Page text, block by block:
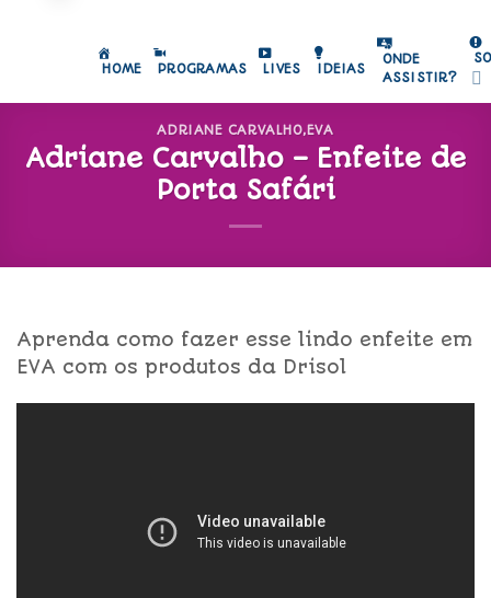
HOME PROGRAMAS LIVES IDEIAS
ONDE
ASSISTIR?
ADRIANE CARVALHO, EVA
Adriane Carvalho – Enfeite de
Porta Safári
Aprenda como fazer esse lindo enfeite em
EVA com os produtos da Drisol